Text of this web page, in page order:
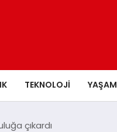
TEKNOLOJI YAŞAM
çıkardı